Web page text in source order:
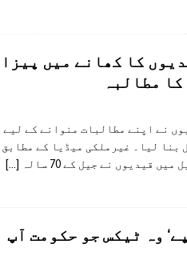
کا کھانے میں پیزا
مطالبہ
نے اپنے مطالبات منوانے کے لیے
بنا لیا۔ غیرملکی میڈیا کے مطابق
قیدیوں نے جیل کے 70 سالہ
[…]
وہ ٹیکس جو حکومت آپ